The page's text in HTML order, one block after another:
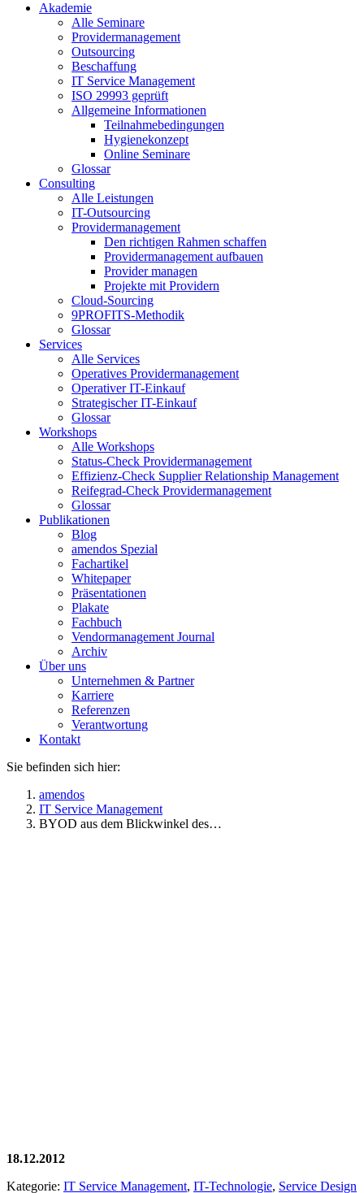
Akademie
Alle Seminare
Providermanagement
Outsourcing
Beschaffung
IT Service Management
ISO 29993 geprüft
Allgemeine Informationen
Teilnahmebedingungen
Hygienekonzept
Online Seminare
Glossar
Consulting
Alle Leistungen
IT-Outsourcing
Providermanagement
Den richtigen Rahmen schaffen
Providermanagement aufbauen
Provider managen
Projekte mit Providern
Cloud-Sourcing
9PROFITS-Methodik
Glossar
Services
Alle Services
Operatives Providermanagement
Operativer IT-Einkauf
Strategischer IT-Einkauf
Glossar
Workshops
Alle Workshops
Status-Check Providermanagement
Effizienz-Check Supplier Relationship Management
Reifegrad-Check Providermanagement
Glossar
Publikationen
Blog
amendos Spezial
Fachartikel
Whitepaper
Präsentationen
Plakate
Fachbuch
Vendormanagement Journal
Archiv
Über uns
Unternehmen & Partner
Karriere
Referenzen
Verantwortung
Kontakt
Sie befinden sich hier:
amendos
IT Service Management
BYOD aus dem Blickwinkel des…
18.12.2012
Kategorie: IT Service Management, IT-Technologie, Service Design